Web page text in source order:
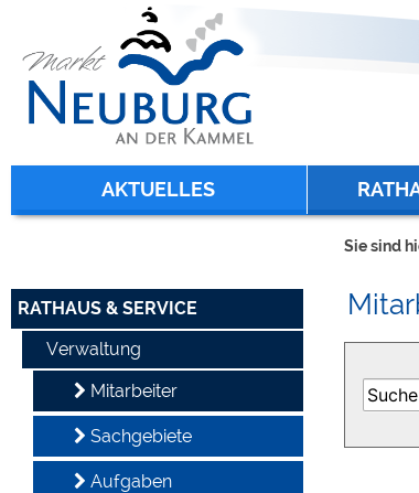
zur Navigation oder zur Startseite
AKTUELLES
RATHAUS & SERVICE
Verwaltung
Mitarbeiter
Sachgebiete
Aufgaben
Sie sind